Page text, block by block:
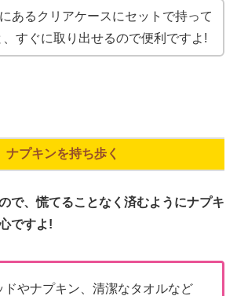
あるクリアケースにセットで持って
、すぐに取り出せるので便利ですよ!
ナプキンを持ち歩く
で、慌てることなく済むようにナプキ
ですよ!
ドやナプキン、清潔なタオルなど